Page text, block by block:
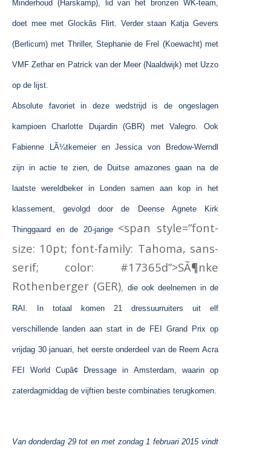
Minderhoud (Harskamp), lid van het bronzen WK-team,
doet mee met Glockâs Flirt. Verder staan Katja Gevers
(Berlicum) met Thriller, Stephanie de Frel (Koewacht) met
VMF Zethar en Patrick van der Meer (Naaldwijk) met Uzzo
op de lijst.
Absolute favoriet in deze wedstrijd is de ongeslagen
kampioen Charlotte Dujardin (GBR) met Valegro. Ook
Fabienne LÃ¼tkemeier en Jessica von Bredow-Werndl
zijn in actie te zien, de Duitse amazones gaan na de
laatste wereldbeker in Londen samen aan kop in het
klassement, gevolgd door de Deense Agnete Kirk
Thinggaard en de 20-jarige <span style=”font-
size: 10pt; font-family: Tahoma, sans-
serif; color: #17365d”>SÃ¶nke
Rothenberger (GER), die ook deelnemen in de
RAI. In totaal komen 21 dressuurruiters uit elf
verschillende landen aan start in de FEI Grand Prix op
vrijdag 30 januari, het eerste onderdeel van de Reem Acra
FEI World Cupâ¢ Dressage in Amsterdam, waarin op
zaterdagmiddag de vijftien beste combinaties terugkomen.
Van donderdag 29 tot en met zondag 1 februari 2015 vindt